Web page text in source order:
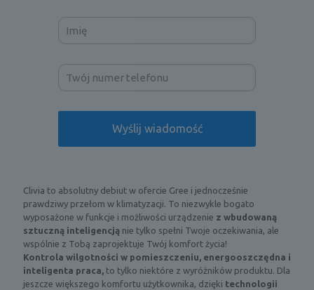
Clivia to absolutny debiut w ofercie Gree i jednocześnie
prawdziwy przełom w klimatyzacji. To niezwykle bogato
wyposażone w funkcje i możliwości urządzenie z wbudowaną
sztuczną inteligencją nie tylko spełni Twoje oczekiwania, ale
wspólnie z Tobą zaprojektuje Twój komfort życia!
Kontrola wilgotności w pomieszczeniu, energooszczędna i
inteligenta praca, to tylko niektóre z wyróżników produktu. Dla
jeszcze większego komfortu użytkownika, dzięki technologii